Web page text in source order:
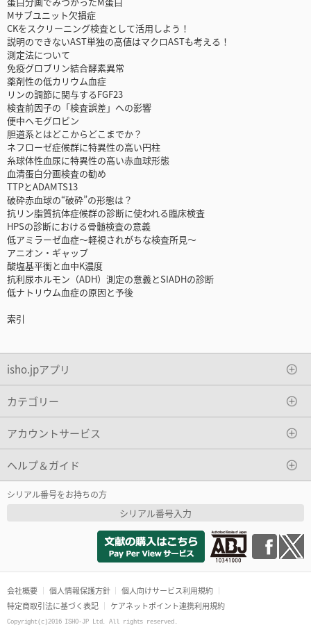
Mサブユニット欠損症
CKをスクリーニング検査として活用しよう！
説明のできないAST単独の高値はマクロASTも考える！
測定法について
免疫グロブリン結合酵素異常
薬剤性の低カリウム血症
リンの調節に関与するFGF23
検査前因子の「検査誤差」への影響
便中ヘモグロビン
胆道系とはどこからどこまでか？
ネフローゼ症候群に特異性の高い円柱
糸球体性血尿に特異性の高い赤血球形態
血清蛋白分画検査の勧め
TTPとADAMTS13
破砕赤血球の“破砕”の形態は？
抗リン脂質抗体症候群の診断に使われる臨床検査
HPSの診断における骨髄検査の意義
低アミラーゼ血症〜軽視されがちな検査所見〜
アニオン・ギャップ
酸塩基平衡と血中K濃度
抗利尿ホルモン（ADH）測定の意義とSIADHの診断
低ナトリウム血症の原因と予後
索引
isho.jpアプリ
カテゴリー
アカウントサービス
ヘルプ＆ガイド
シリアル番号をお持ちの方
シリアル番号入力
会社概要 個人情報保護方針
個人向けサービス利用規約
特定商取引法に基づく表記
ケアネットポイント連携利用規約
Copyright(c)2016 ISHO-JP Ltd. All rights reserved.